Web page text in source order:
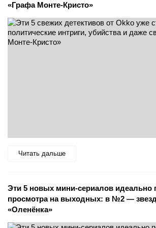
«Графа Монте-Кристо»
Читать дальше
Эти 5 новых мини-сериалов идеально
просмотра на выходных: в №2 —
«Оленёнка»